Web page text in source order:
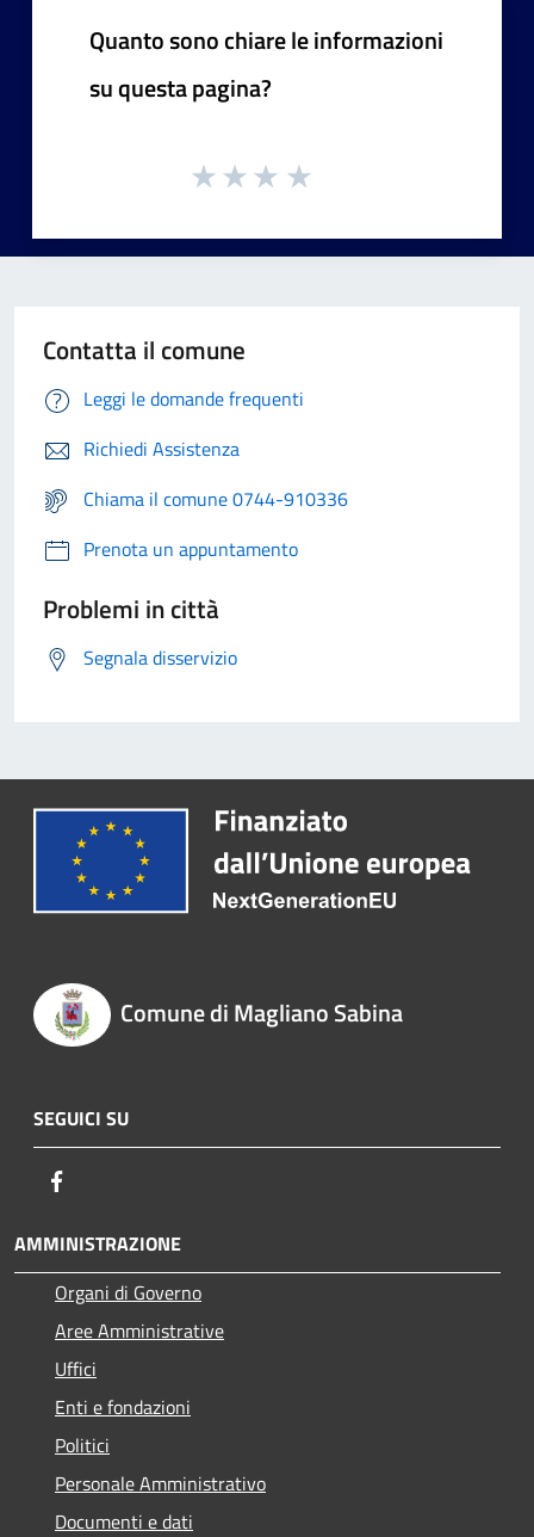
Quanto sono chiare le informazioni
su questa pagina?
Contatta il comune
Leggi le domande frequenti
Richiedi Assistenza
Chiama il comune 0744-910336
Prenota un appuntamento
Problemi in città
Segnala disservizio
Comune di Magliano Sabina
SEGUICI SU
AMMINISTRAZIONE
Organi di Governo
Aree Amministrative
Uffici
Enti e fondazioni
Politici
Personale Amministrativo
Documenti e dati